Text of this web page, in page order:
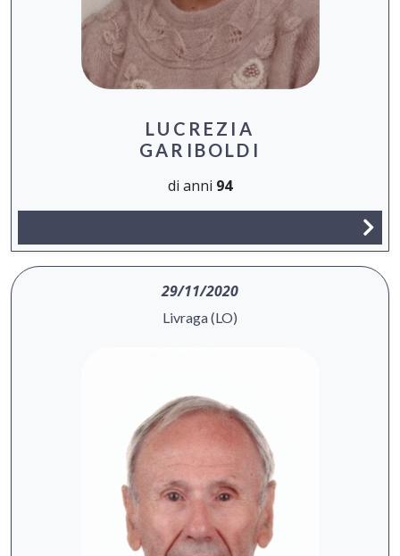
LUCREZIA
GARIBOLDI
di anni 94
29/11/2020
Livraga (LO)